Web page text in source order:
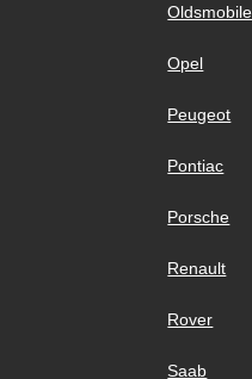
Oldsmobile
Opel
Peugeot
Pontiac
Porsche
Renault
Rover
Saab